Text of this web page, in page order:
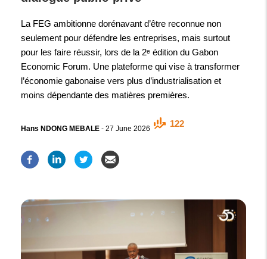
La FEG ambitionne dorénavant d’être reconnue non
seulement pour défendre les entreprises, mais surtout
pour les faire réussir, lors de la 2ᵉ édition du Gabon
Economic Forum. Une plateforme qui vise à transformer
l’économie gabonaise vers plus d’industrialisation et
moins dépendante des matières premières.
Hans NDONG MEBALE - 27 June 2026
122